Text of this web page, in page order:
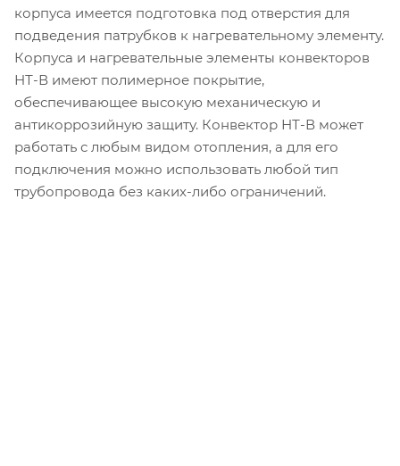
корпуса имеется подготовка под отверстия для
подведения патрубков к нагревательному элементу.
Корпуса и нагревательные элементы конвекторов
НТ-В имеют полимерное покрытие,
обеспечивающее высокую механическую и
антикоррозийную защиту. Конвектор НТ-В может
работать с любым видом отопления, а для его
подключения можно использовать любой тип
трубопровода без каких-либо ограничений.